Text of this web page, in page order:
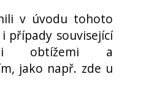
v úvodu tohoto
případy související
obtížemi a
jako např. zde u